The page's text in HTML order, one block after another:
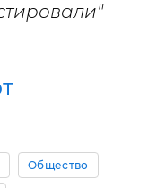
Общество